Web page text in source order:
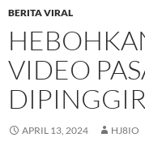
BERITA VIRAL
VIDEO
APRIL 13, 2024 HJ8IO